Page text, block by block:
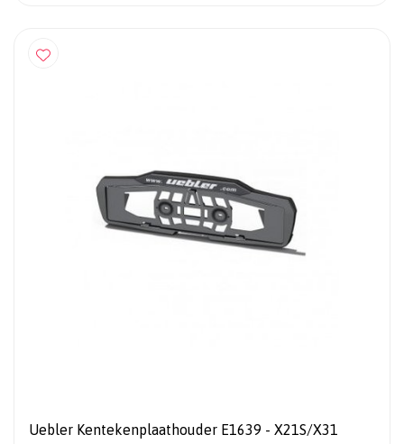
Uebler Kentekenplaathouder E1639 - X21S/X31